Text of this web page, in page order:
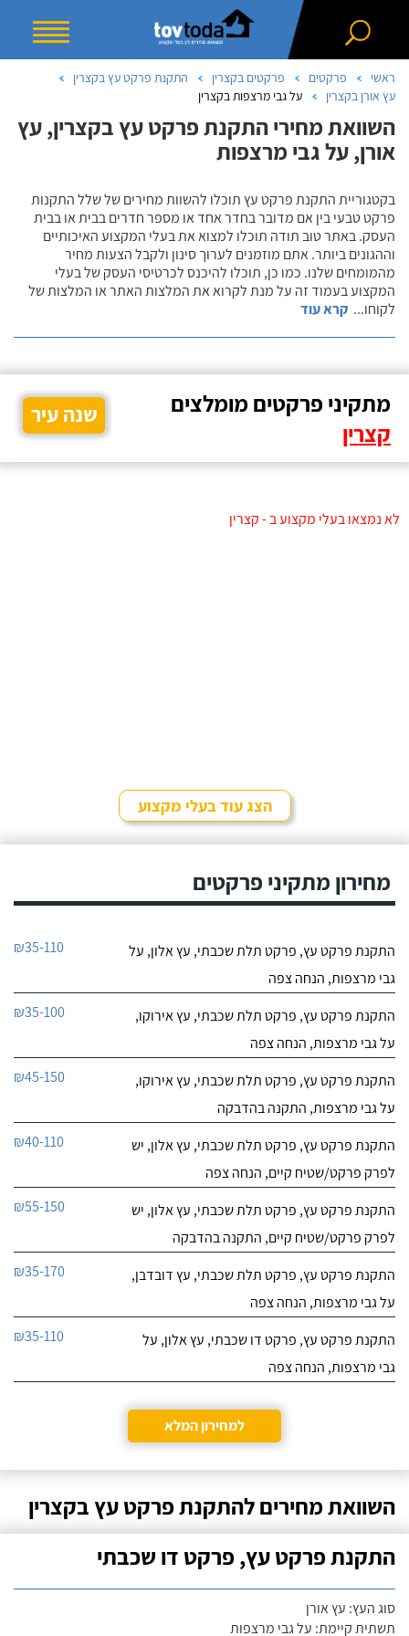
ראשי פרקטים פרקטים בקצרין
התקנת פרקט עץ בקצרין
עץ אורן בקצרין
על גבי מרצפות בקצרין
השוואת מחירי התקנת פרקט עץ בקצרין, עץ
אורן, על גבי מרצפות
בקטגוריית התקנת פרקט עץ תוכלו להשוות מחירים של שלל התקנות
פרקט טבעי בין אם מדובר בחדר אחד או מספר חדרים בבית או בבית
העסק. באתר טוב תודה תוכלו למצוא את בעלי המקצוע האיכותיים
וההגונים ביותר. אתם מוזמנים לערוך סינון ולקבל הצעות מחיר
מהמומחים שלנו. כמו כן, תוכלו להיכנס לכרטיסי העסק של בעלי
המקצוע בעמוד זה על מנת לקרוא את המלצות האתר או המלצות של
לקוחו... קרא עוד
מתקיני פרקטים מומלצים
קצרין
שנה עיר
לא נמצאו בעלי מקצוע ב - קצרין
הצג עוד בעלי מקצוע
מחירון מתקיני פרקטים
התקנת פרקט עץ, פרקט תלת שכבתי, עץ אלון, על
גבי מרצפות, הנחה צפה
₪35-110
התקנת פרקט עץ, פרקט תלת שכבתי, עץ אירוקו,
על גבי מרצפות, הנחה צפה
₪35-100
התקנת פרקט עץ, פרקט תלת שכבתי, עץ אירוקו,
על גבי מרצפות, התקנה בהדבקה
₪45-150
התקנת פרקט עץ, פרקט תלת שכבתי, עץ אלון, יש
לפרק פרקט/שטיח קיים, הנחה צפה
₪40-110
התקנת פרקט עץ, פרקט תלת שכבתי, עץ אלון, יש
לפרק פרקט/שטיח קיים, התקנה בהדבקה
₪55-150
התקנת פרקט עץ, פרקט תלת שכבתי, עץ דובדבן,
על גבי מרצפות, הנחה צפה
₪35-170
התקנת פרקט עץ, פרקט דו שכבתי, עץ אלון, על
גבי מרצפות, הנחה צפה
₪35-110
למחירון המלא
השוואת מחירים להתקנת פרקט עץ בקצרין
התקנת פרקט עץ, פרקט דו שכבתי
סוג העץ: עץ אורן
תשתית קיימת: על גבי מרצפות